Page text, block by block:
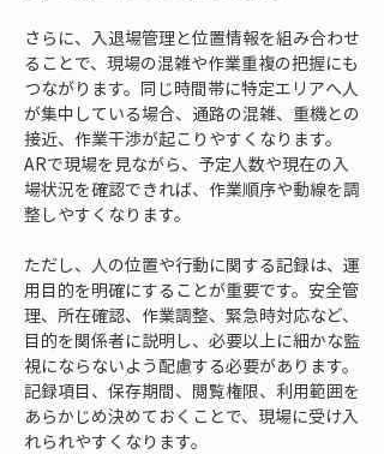
さらに、入退場管理と位置情報を組み合わせ
ることで、現場の混雑や作業重複の把握にも
つながります。同じ時間帯に特定エリアへ人
が集中している場合、通路の混雑、重機との
接近、作業干渉が起こりやすくなります。
ARで現場を見ながら、予定人数や現在の入
場状況を確認できれば、作業順序や動線を調
整しやすくなります。
ただし、人の位置や行動に関する記録は、運
用目的を明確にすることが重要です。安全管
理、所在確認、作業調整、緊急時対応など、
目的を関係者に説明し、必要以上に細かな監
視にならないよう配慮する必要があります。
記録項目、保存期間、閲覧権限、利用範囲を
あらかじめ決めておくことで、現場に受け入
れられやすくなります。